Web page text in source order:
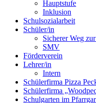
Hauptstufe
Inklusion
Schulsozialarbeit
Schüler/in
Sicherer Weg
SMV
Förderverein
Lehrer/in
Intern
Schülerfirma Pizza
Schülerfirma
Schulgarten im